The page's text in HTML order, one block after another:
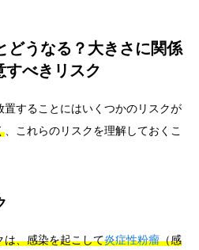
うなる？大きさに関係
すべきリスク
することにはいくつかのリスクが
、これらのリスクを理解しておくこ
は、感染を起こして炎症性粉瘤（感